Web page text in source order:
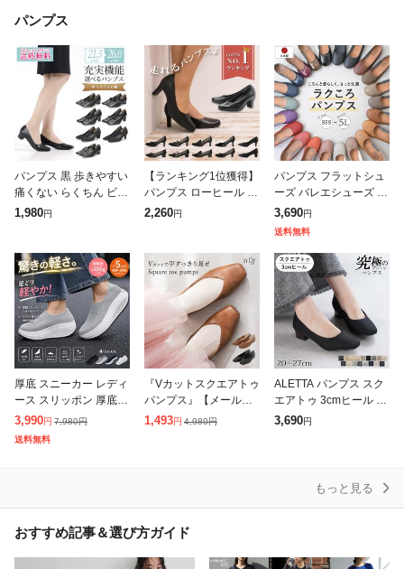
パンプス
パンプス 黒 歩きやすい
痛くない らくちん ビジ
ネス フォーマル ローヒ
1,980円
【ランキング1位獲得】
パンプス ローヒール 黒
ブラック 痛くない 柔ら
2,260円
パンプス フラットシュ
ーズ バレエシューズ 痛
くない ペタンコ ローヒ
ール ぺたんこ ラウンド
歩きやす
3,690円
送料無料
厚底 スニーカー レディ
ース スリッポン 厚底
ローファー パンプス レ
ディース靴 痛くない シ
3,990円 7,980円
送料無料
『Vカットスクエアトゥ
パンプス』【メール便
不可】【30】[パンプス
1,493円 4,980円
ALETTA パンプス スク
エアトゥ 3cmヒール チ
ャンキーヒール レディ
3,690円
もっと見る
おすすめ記事＆選び方ガイド